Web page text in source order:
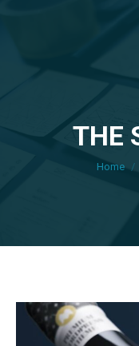
THE
Home